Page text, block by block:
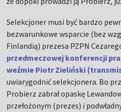
Selekcjoner musi być bardzo
bezwarunkowe wsparcie (bez
Finlandią) prezesa PZPN
przedmeczowej konferencji
weźmie Piotr Zieliński
uwiarygodnić selekcjonera. Bo
Probierz zabrał opaskę
przełożonym (prezes) i